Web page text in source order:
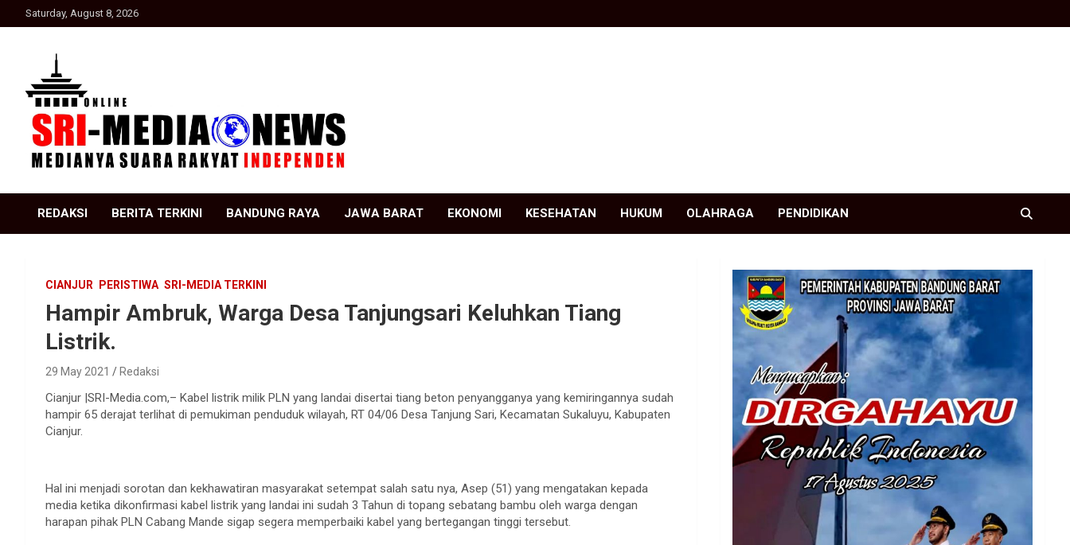
to
Saturday, August 8, 2026
SRI Media news
REDAKSI BERITA TERKINI BANDUNG RAYA JAWA BARAT EKONOMI KESEHATAN HUKUM OLAHRAGA PENDIDIKAN
CIANJUR PERISTIWA SRI-MEDIA TERKINI
Hampir Ambruk, Warga Desa Tanjungsari Keluhkan Tiang
Listrik.
29 May 2021 Redaksi
Cianjur |SRI-Media.com,– Kabel listrik milik PLN yang landai disertai tiang beton penyangganya yang kemiringannya sudah
hampir 65 derajat terlihat di pemukiman penduduk wilayah, RT 04/06 Desa Tanjung Sari, Kecamatan Sukaluyu, Kabupaten
Cianjur.
Hal ini menjadi sorotan dan kekhawatiran masyarakat setempat salah satu nya, Asep (51) yang mengatakan kepada
media ketika dikonfirmasi kabel listrik yang landai ini sudah 3 Tahun di topang sebatang bambu oleh warga dengan
harapan pihak PLN Cabang Mande sigap segera memperbaiki kabel yang bertegangan tinggi tersebut.